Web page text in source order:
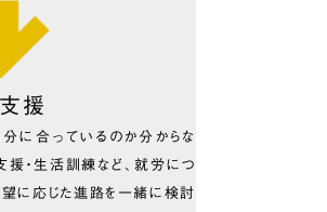
援
に合っているのか分からな
援・生活訓練など、就労につ
に応じた進路を一緒に検討